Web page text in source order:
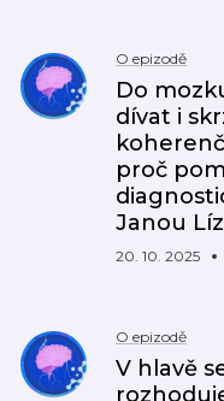
O epizodě
Do
dívat i
proč
Janou
20. 10. 2025
O epizodě
V hlavě